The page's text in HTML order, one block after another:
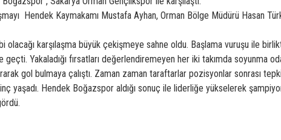
Hendek Kaymakamı Mustafa Ayhan, Orman Bölge Müdürü Hasan
olacağı karşılaşma büyük çekişmeye sahne oldu. Başlama vuruşu ile
Yakaladığı fırsatları değerlendiremeyen her iki takımda soyunma
gol bulmaya çalıştı. Zaman zaman taraftarlar pozisyonlar sonrası
yaşadı. Hendek Boğazspor aldığı sonuç ile liderliğe yükselerek